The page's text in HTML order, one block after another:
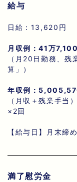
給与
日給：13,620円
月収例：41万
（月20日勤務、
算」）
年収例：
（月収＋残業手当
×2回
【給与日】月末締
満了慰労金